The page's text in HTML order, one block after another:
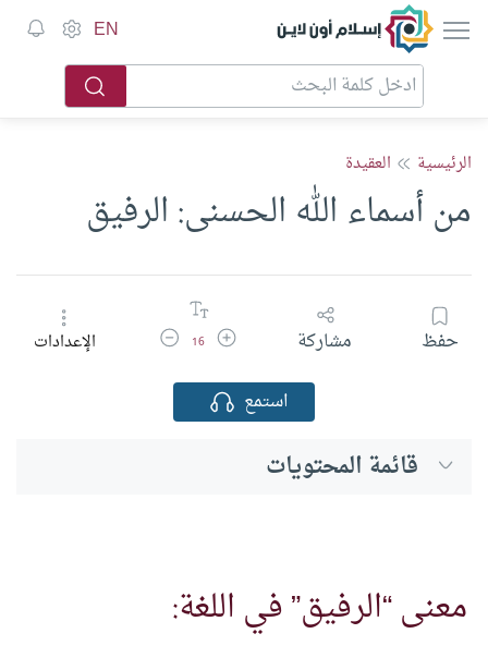
إسلام أون لاين EN
الرئيسية العقيدة
من أسماء الله الحسنى: الرفيق
حفظ مشاركة زيادة حجم الخط
16 تقليل حجم الخطالإعدادات
استمع
قائمة المحتويات
معنى “الرفيق” في اللغة: